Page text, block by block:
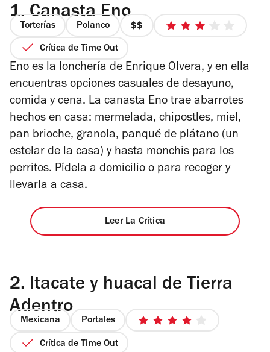
1. Canasta Eno
Torterías Polanco
precio
de
3
estrellas
Crítica de Time Out
Eno es la lonchería de Enrique Olvera, y en ella
encuentras opciones casuales de desayuno,
comida y cena. La canasta Eno trae abarrotes
hechos en casa: mermelada, chipostles, miel,
pan brioche, granola, panqué de plátano (un
estelar de la casa) y hasta monchis para los
perritos. Pídela a domicilio o para recoger y
llevarla a casa.
Leer La Crítica
2. Itacate y huacal de Tierra
Adentro
Mexicana Portales
4
Crítica de Time Out